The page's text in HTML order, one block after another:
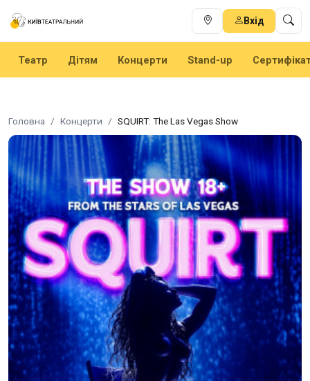
Вхід
Театр Дітям Концерти Stand-up
Головна Концерти SQUIRT: The Las Vegas Show